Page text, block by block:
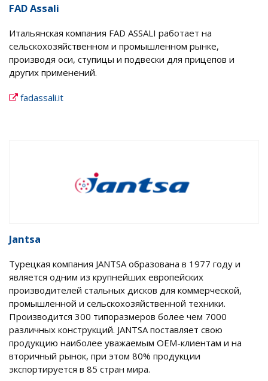
FAD Assali
Итальянская компания FAD ASSALI работает на
сельскохозяйственном и промышленном рынке,
производя оси, ступицы и подвески для прицепов и
других применений.
fadassali.it
Jantsa
Турецкая компания JANTSA образована в 1977 году и
является одним из крупнейших европейских
производителей стальных дисков для коммерческой,
промышленной и сельскохозяйственной техники.
Производится 300 типоразмеров более чем 7000
различных конструкций. JANTSA поставляет свою
продукцию наиболее уважаемым OEM-клиентам и на
вторичный рынок, при этом 80% продукции
экспортируется в 85 стран мира.